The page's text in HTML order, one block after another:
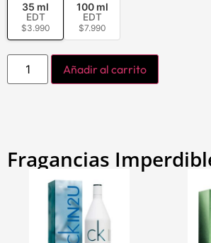
35 ml
EDT
$3.990
100 ml
EDT
$7.990
Añadir al carrito
Fragancias